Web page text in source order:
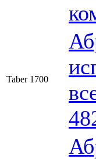
Taber 1700